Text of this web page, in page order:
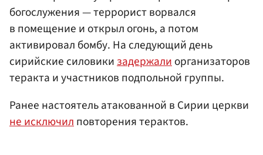
богослужения — террорист ворвался
в помещение и открыл огонь, а потом
активировал бомбу. На следующий день
сирийские силовикизадержалиорганизаторов
теракта и участников подпольной группы.
Ранее настоятель атакованной в Сирии церкви
не исключилповторения терактов.